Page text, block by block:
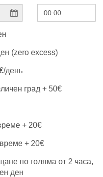
(zero excess)
день
град + 50€
+ 20€
+ 20€
по голяма от 2 часа,
ден